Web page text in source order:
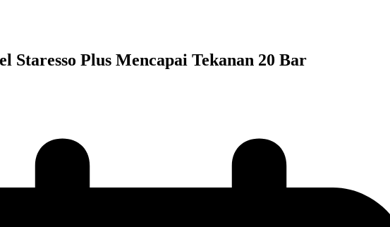
Staresso Plus Mencapai Tekanan 20 Bar